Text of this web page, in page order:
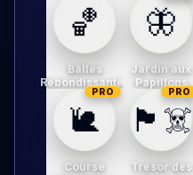
🏀
Balles
Rebondissantes
🦋
Jardin aux
Papillons
🐌
PRO
Course
🏴‍☠️
PRO
Trésor des